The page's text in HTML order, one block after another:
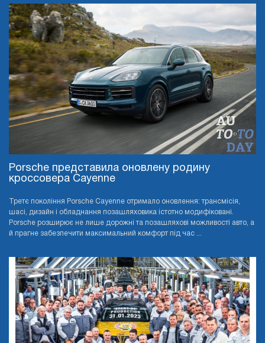
Porsche представила оновлену родину
кроссовера Cayenne
Третє покоління Porsche Cayenne отримало оновлення: трансмісія,
шасі, дизайн і обладнання позашляховика істотно модифіковані.
Porsche розширює не лише дорожні та позашляхові можливості авто, а
й прагне забезпечити максимальний комфорт під час ...